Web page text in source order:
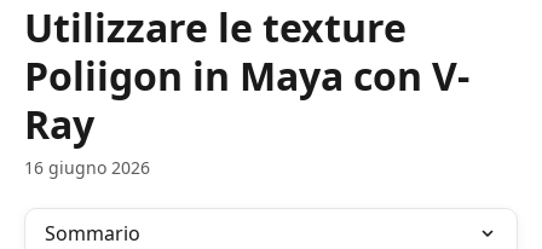
Utilizzare le texture
Poliigon in Maya con V-
Ray
16 giugno 2026
Sommario